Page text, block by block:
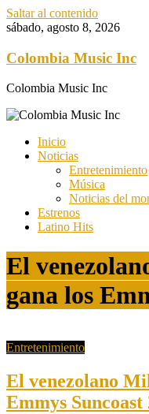
Saltar al contenido
sábado, agosto 8, 2026
Colombia Music Inc
Colombia Music Inc
Inicio
Noticias
Entretenimiento
Música
Noticias del
Estrenos
Latino Hits
El
gana los
Entretenimiento
El venezolano
Emmys Suncoast